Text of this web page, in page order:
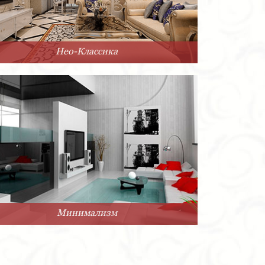
Нео-Классика
Минимализм